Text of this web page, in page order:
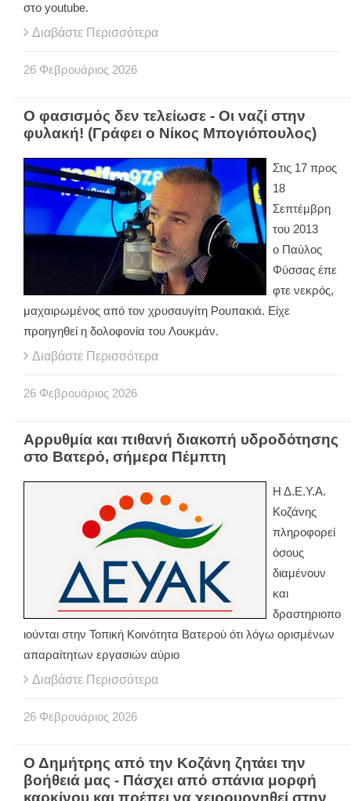
στο youtube.
Διαβάστε Περισσότερα
26 Φεβρουάριος 2026
Ο φασισμός δεν τελείωσε - Οι ναζί στην
φυλακή! (Γράφει ο Νίκος Μπογιόπουλος)
Στις 17 προς
18
Σεπτέμβρη
του 2013
ο Παύλος
Φύσσας έπε
φτε νεκρός,
μαχαιρωμένος από τον χρυσαυγίτη Ρουπακιά. Είχε
προηγηθεί η δολοφονία του Λουκμάν.
Διαβάστε Περισσότερα
26 Φεβρουάριος 2026
Αρρυθμία και πιθανή διακοπή υδροδότησης
στο Βατερό, σήμερα Πέμπτη
Η Δ.Ε.Υ.Α.
Κοζάνης
πληροφορεί
όσους
διαμένουν
και
δραστηριοπο
ιούνται στην Τοπική Κοινότητα Βατερού ότι λόγω ορισμένων
απαραίτητων εργασιών αύριο
Διαβάστε Περισσότερα
26 Φεβρουάριος 2026
Ο Δημήτρης από την Κοζάνη ζητάει την
βοήθειά μας - Πάσχει από σπάνια μορφή
καρκίνου και πρέπει να χειρουργηθεί στην